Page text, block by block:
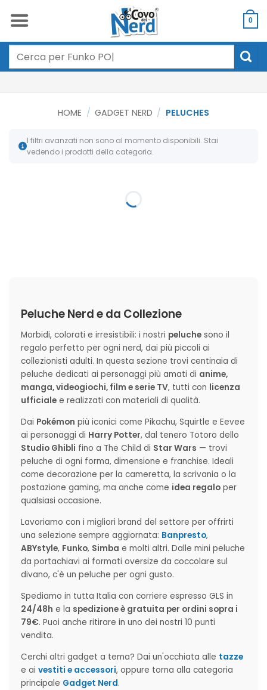
0
Cerca:
HOME / GADGET NERD / PELUCHES
I filtri avanzati non sono al momento disponibili. Stai
vedendo i prodotti della categoria.
Peluche Nerd e da Collezione
Morbidi, colorati e irresistibili: i nostri peluche sono il
regalo perfetto per ogni nerd, dai più piccoli ai
collezionisti adulti. In questa sezione trovi centinaia di
peluche dedicati ai personaggi più amati di anime,
manga, videogiochi, film e serie TV, tutti con licenza
ufficiale e realizzati con materiali di qualità.
Dai Pokémon più iconici come Pikachu, Squirtle e Eevee
ai personaggi di Harry Potter, dal tenero Totoro dello
Studio Ghibli fino a The Child di Star Wars — trovi
peluche di ogni forma, dimensione e franchise. Ideali
come decorazione per la cameretta, la scrivania o la
postazione gaming, ma anche come idea regalo per
qualsiasi occasione.
Lavoriamo con i migliori brand del settore per offrirti
una selezione sempre aggiornata: Banpresto,
ABYstyle, Funko, Simba e molti altri. Dalle mini peluche
da portachiavi ai formati oversize da coccolare sul
divano, c'è un peluche per ogni gusto.
Spediamo in tutta Italia con corriere espresso GLS in
24/48h e la spedizione è gratuita per ordini sopra i
79€. Puoi anche ritirare in uno dei nostri 10 punti
vendita.
Cerchi altri gadget a tema? Dai un'occhiata alle tazze
e ai vestiti e accessori, oppure torna alla categoria
principale Gadget Nerd.